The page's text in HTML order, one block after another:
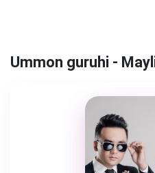
Ummon guruhi -